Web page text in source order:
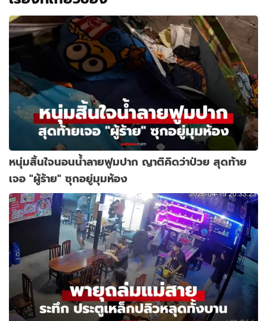
หนุ่มสิ้นใจนอนน้ำลายฟูมปาก ญาติคิดว่าป่วย สุดท้าย
เจอ "ผู้ร้าย" ซุกอยู่มุมห้อง